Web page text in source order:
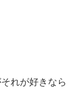
れが好きなら